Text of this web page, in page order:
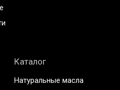
Каталог
Натуральные масла